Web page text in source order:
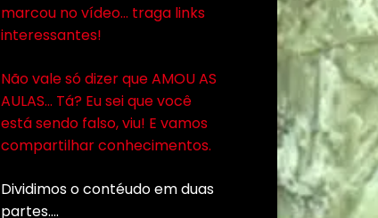
marcou no vídeo… traga links
interessantes!
Não vale só dizer que AMOU AS
AULAS… Tá? Eu sei que você
está sendo falso, viu! E vamos
compartilhar conhecimentos.
Dividimos o contéudo em duas
partes….